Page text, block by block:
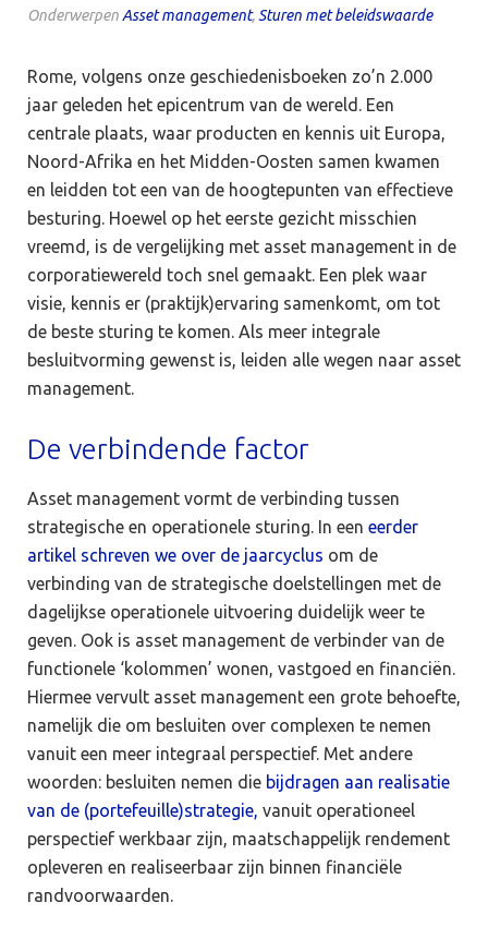
OnderwerpenAsset management,Sturen met beleidswaarde
Rome, volgens onze geschiedenisboeken zo’n 2.000
jaar geleden het epicentrum van de wereld. Een
centrale plaats, waar producten en kennis uit Europa,
Noord-Afrika en het Midden-Oosten samen kwamen
en leidden tot een van de hoogtepunten van effectieve
besturing. Hoewel op het eerste gezicht misschien
vreemd, is de vergelijking met asset management in de
corporatiewereld toch snel gemaakt. Een plek waar
visie, kennis er (praktijk)ervaring samenkomt, om tot
de beste sturing te komen. Als meer integrale
besluitvorming gewenst is, leiden alle wegen naar asset
management.
De verbindende factor
Asset management vormt de verbinding tussen
strategische en operationele sturing. In een eerder
artikel schreven we over de jaarcyclus om de
verbinding van de strategische doelstellingen met de
dagelijkse operationele uitvoering duidelijk weer te
geven. Ook is asset management de verbinder van de
functionele ‘kolommen’ wonen, vastgoed en financiën.
Hiermee vervult asset management een grote behoefte,
namelijk die om besluiten over complexen te nemen
vanuit een meer integraal perspectief. Met andere
woorden: besluiten nemen die bijdragen aan realisatie
van de (portefeuille)strategie, vanuit operationeel
perspectief werkbaar zijn, maatschappelijk rendement
opleveren en realiseerbaar zijn binnen financiële
randvoorwaarden.